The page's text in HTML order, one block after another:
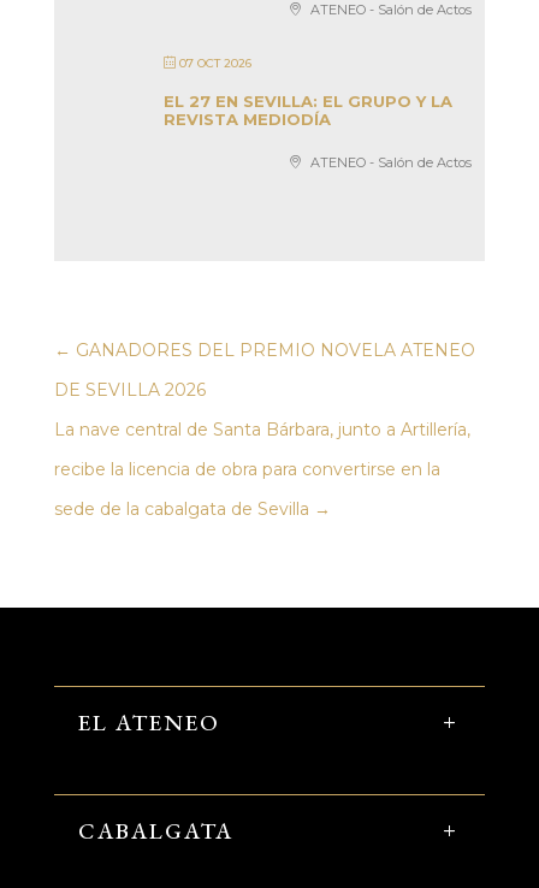
ATENEO - Salón de Actos
07 OCT 2026
EL 27 EN SEVILLA: EL GRUPO Y LA
REVISTA MEDIODÍA
ATENEO - Salón de Actos
← GANADORES DEL PREMIO NOVELA ATENEO
DE SEVILLA 2026
La nave central de Santa Bárbara, junto a Artillería,
recibe la licencia de obra para convertirse en la
sede de la cabalgata de Sevilla →
EL ATENEO
CABALGATA